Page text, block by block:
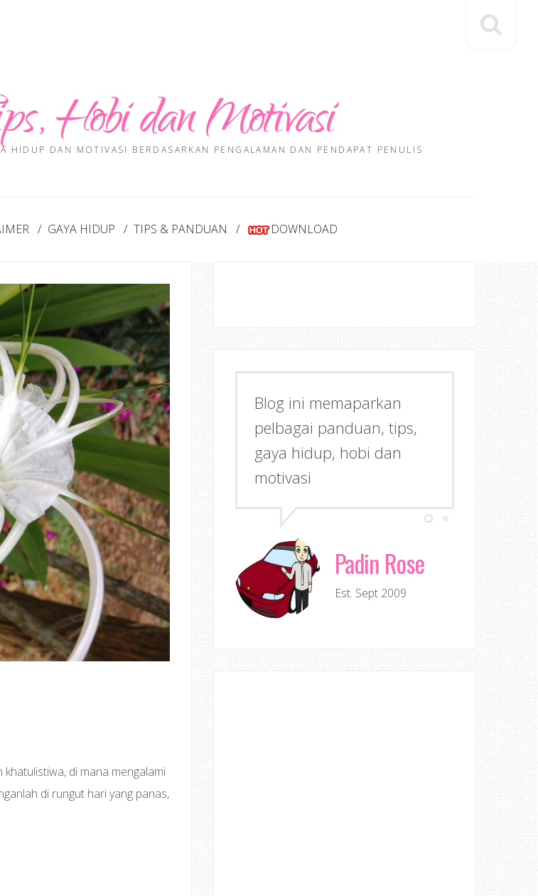
Hobi dan Motivasi
HIDUP DAN MOTIVASI BERDASARKAN PENGALAMAN DAN PENDAPAT PENULIS
GAYA HIDUP TIPS & PANDUAN DOWNLOAD
di mana mengalami
di rungut hari yang panas,
Blog ini memaparkan
pelbagai panduan, tips,
gaya hidup, hobi dan
motivasi
Padin Rose
Est. Sept 2009